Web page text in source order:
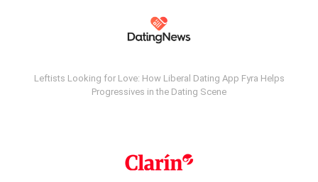
Leftists Looking for Love: How Liberal Dating App Fyra Helps
Progressives in the Dating Scene